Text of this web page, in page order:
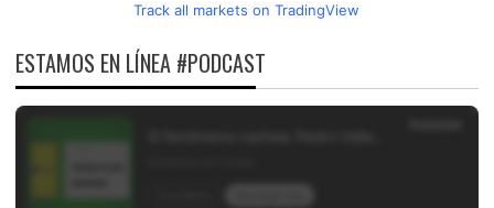
Track all markets on TradingView
ESTAMOS EN LÍNEA #PODCAST